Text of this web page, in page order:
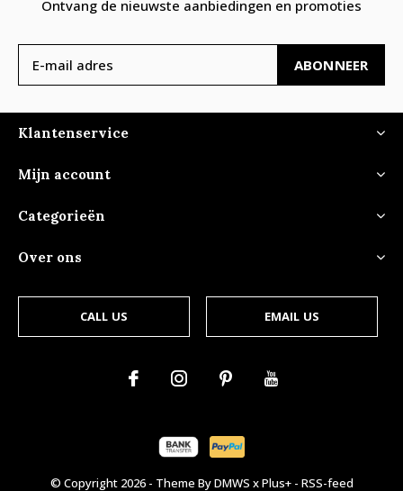
Ontvang de nieuwste aanbiedingen en promoties
ABONNEER
Klantenservice
Mijn account
Categorieën
Over ons
CALL US EMAIL US
© Copyright 2026- Theme ByDMWS xPlus+- RSS-feed